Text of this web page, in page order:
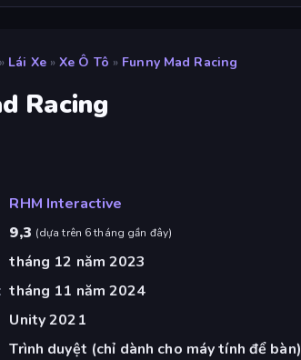
» Lái Xe » Xe Ô Tô » Funny Mad Racing
Racing
RHM Interactive
9,3 (dựa trên 6 tháng gần đây)
tháng 12 năm 2023
tháng 11 năm 2024
Unity 2021
Trình duyệt (chỉ dành cho máy tính để bàn)